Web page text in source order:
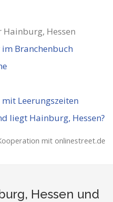
Hainburg, Hessen
Branchenbuch
Leerungszeiten
liegt Hainburg, Hessen?
mit onlinestreet.de
Hessen und